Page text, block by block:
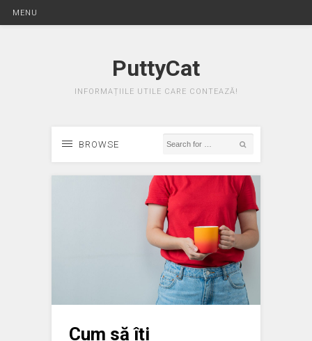
MENU
PuttyCat
INFORMAȚIILE UTILE CARE CONTEAZĂ!
BROWSE
Cum să îți